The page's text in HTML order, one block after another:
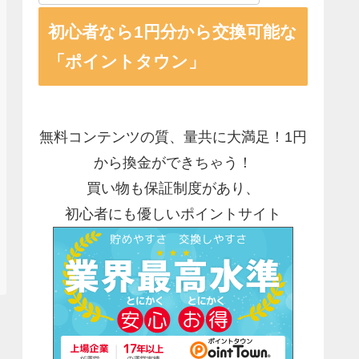
初心者なら1円分から交換可能な
「ポイントタウン」
無料コンテンツの質、量共に大満足！1円
から換金ができちゃう！
買い物も保証制度があり、
初心者にも優しいポイントサイト